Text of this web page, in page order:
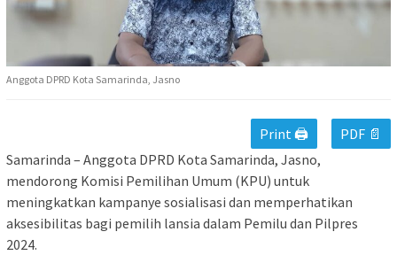
Anggota DPRD Kota Samarinda, Jasno
Print 🖨
PDF 📄
Samarinda – Anggota DPRD Kota Samarinda, Jasno,
mendorong Komisi Pemilihan Umum (KPU) untuk
meningkatkan kampanye sosialisasi dan memperhatikan
aksesibilitas bagi pemilih lansia dalam Pemilu dan Pilpres
2024.